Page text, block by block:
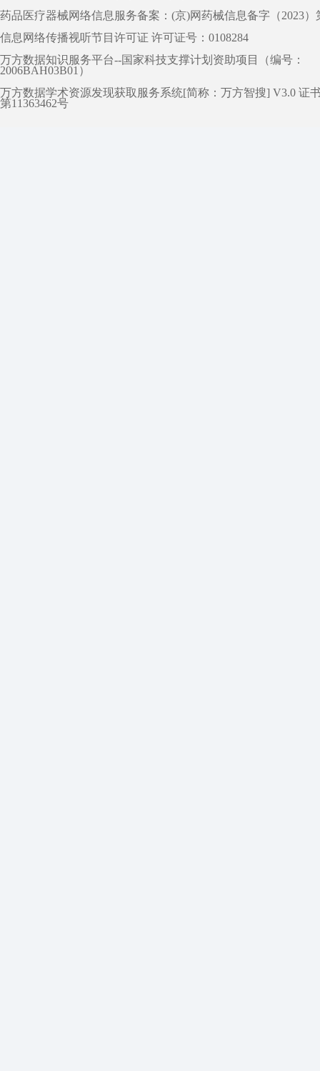
药品医疗器械网络信息服务备案：(京)网药械信息备字（2023）
信息网络传播视听节目许可证 许可证号：0108284
万方数据知识服务平台--国家科技支撑计划资助项目（编号：
2006BAH03B01）
万方数据学术资源发现获取服务系统[简称：万方智搜] V3.0 证
第11363462号